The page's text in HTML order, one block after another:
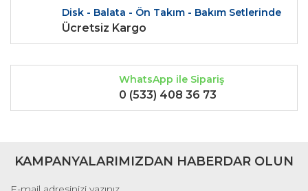
Disk - Balata - Ön Takım - Bakım Setlerinde
Ücretsiz Kargo
WhatsApp ile Sipariş
0 (533) 408 36 73
KAMPANYALARIMIZDAN HABERDAR OLUN